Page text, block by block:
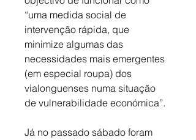
“uma medida social de
intervenção rápida, que
minimize algumas das
necessidades mais emergentes
(em especial roupa) dos
vialonguenses numa situação
de vulnerabilidade económica”.
Já no passado sábado foram